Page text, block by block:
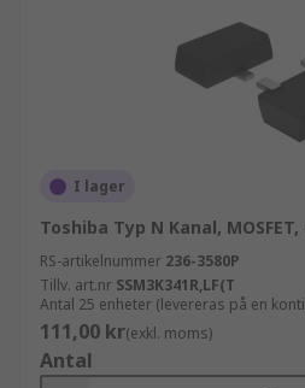
och elektronhål. P-Kanal
till en positiv spänning. Dessa
när spänningen som tillförs
I lager
Toshiba Typ N Kanal, MOSFET,
RS-artikelnummer 236-3580P
Tillv. art.nr SSM3K341R,LF(T
Antal 25 enheter (levereras på en
111,00 kr(exkl. moms)
Antal